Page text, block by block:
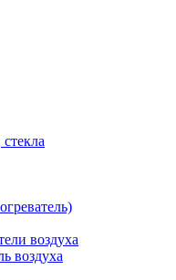
воздуха
воздуха